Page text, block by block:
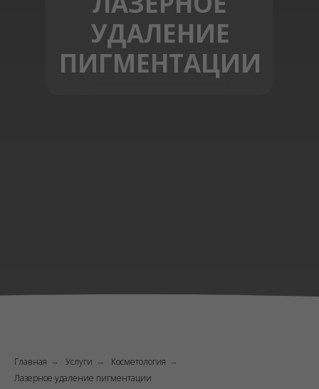
УДАЛЕНИЕ
ПИГМЕНТАЦИИ
Главная → Услуги → Косметология →
Лазерное удаление пигментации